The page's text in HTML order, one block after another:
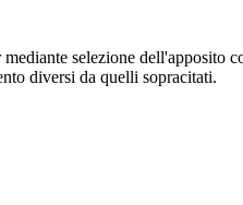
selezione
diversi da quelli sopracitati.